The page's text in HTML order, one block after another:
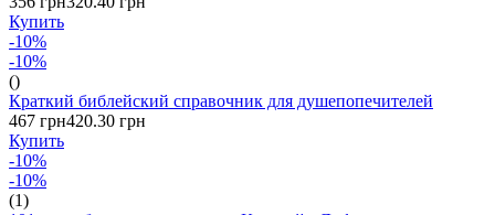
Купить
-10%
-10%
()
Краткий библейский справочник для душепопечителей
467 грн420.30 грн
Купить
-10%
-10%
(1)